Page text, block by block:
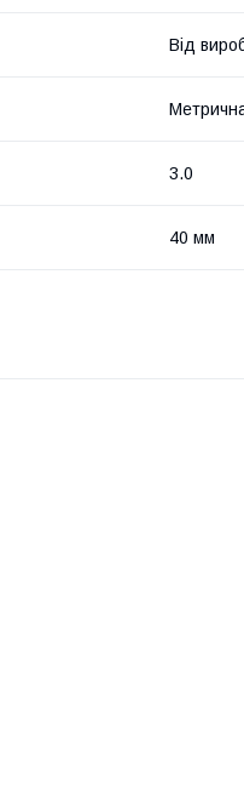
Від
3.0
40 мм